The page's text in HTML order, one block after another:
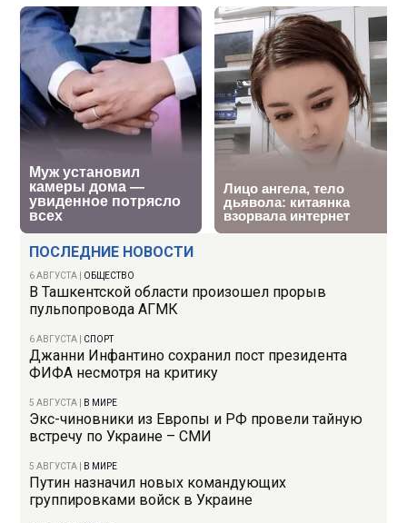
ПОСЛЕДНИЕ НОВОСТИ
6 АВГУСТА ОБЩЕСТВО
В Ташкентской области произошел прорыв
пульпопровода АГМК
6 АВГУСТА СПОРТ
Джанни Инфантино сохранил пост президента
ФИФА несмотря на критику
5 АВГУСТА В МИРЕ
Экс-чиновники из Европы и РФ провели тайную
встречу по Украине – СМИ
5 АВГУСТА В МИРЕ
Путин назначил новых командующих
группировками войск в Украине